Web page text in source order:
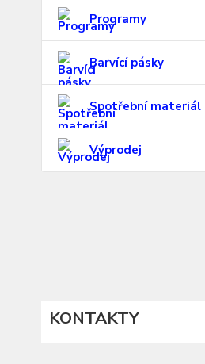
Programy
Barvící pásky
Spotřební materiál
Výprodej
KONTAKTY